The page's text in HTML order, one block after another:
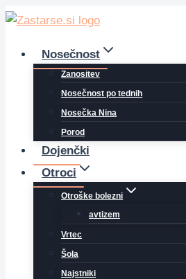
Skip
contentNosečnost
Zanositev
Nosečnost po tednih
Nosečka Nina
Porod
Dojenčki
Otroci
Otroške bolezni
avtizem
Vrtec
Šola
Najstniki